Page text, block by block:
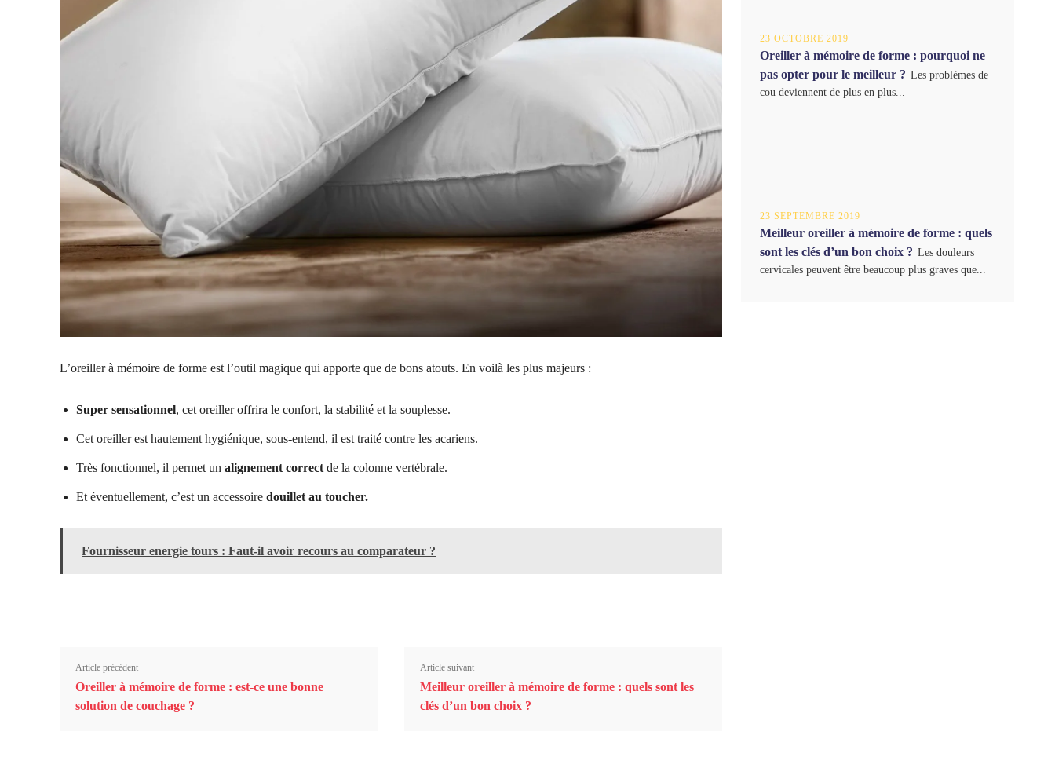
L’oreiller à mémoire de forme est l’outil magique qui apporte que de bons atouts. En voilà les plus majeurs :
Super sensationnel, cet oreiller offrira le confort, la stabilité et la souplesse.
Cet oreiller est hautement hygiénique, sous-entend, il est traité contre les acariens.
Très fonctionnel, il permet un alignement correct de la colonne vertébrale.
Et éventuellement, c’est un accessoire douillet au toucher.
Fournisseur energie tours : Faut-il avoir recours au comparateur ?
Article précédent
Oreiller à mémoire de forme : est-ce une bonne
solution de couchage ?
Article suivant
Meilleur oreiller à mémoire de forme : quels sont les
clés d’un bon choix ?
23 OCTOBRE 2019
Oreiller à mémoire de forme : pourquoi ne
pas opter pour le meilleur ? Les problèmes de
cou deviennent de plus en plus...
23 SEPTEMBRE 2019
Meilleur oreiller à mémoire de forme : quels
sont les clés d’un bon choix ? Les douleurs
cervicales peuvent être beaucoup plus graves que...